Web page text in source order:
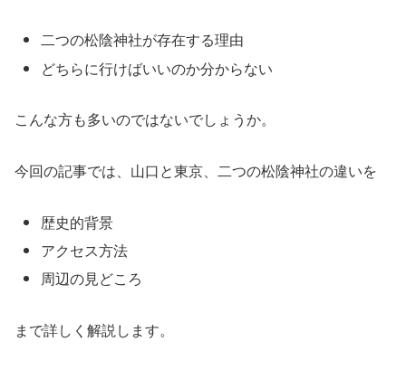
二つの松陰神社が存在する理由
どちらに行けばいいのか分からない
こんな方も多いのではないでしょうか。
今回の記事では、山口と東京、二つの松陰神社の違いを
歴史的背景
アクセス方法
周辺の見どころ
まで詳しく解説します。